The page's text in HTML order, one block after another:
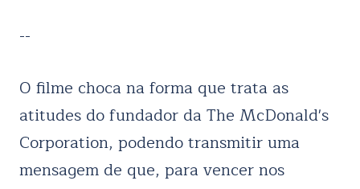
--
O filme choca na forma que trata as
atitudes do fundador da The McDonald's
Corporation, podendo transmitir uma
mensagem de que, para vencer nos